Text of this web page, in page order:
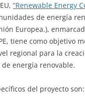
“Renewable Energy
de energía
Europea.),
tiene como objetivo
regional para la
energía renovable.
del proyecto son: